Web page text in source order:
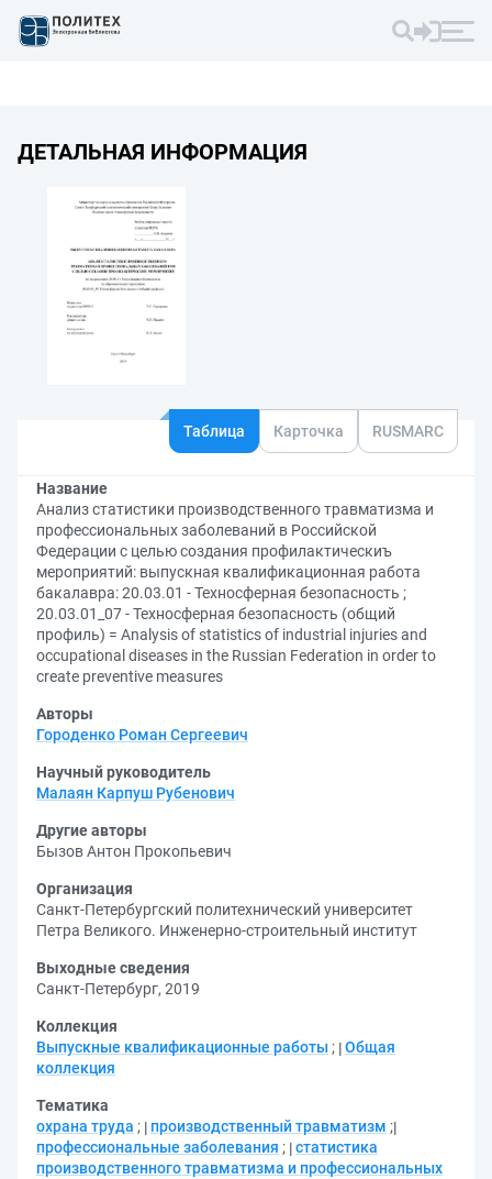
ДЕТАЛЬНАЯ ИНФОРМАЦИЯ
Таблица Карточка RUSMARC
Название
Анализ статистики производственного травматизма и
профессиональных заболеваний в Российской
Федерации с целью создания профилактическиъ
мероприятий: выпускная квалификационная работа
бакалавра: 20.03.01 - Техносферная безопасность ;
20.03.01_07 - Техносферная безопасность (общий
профиль) = Analysis of statistics of industrial injuries and
occupational diseases in the Russian Federation in order to
create preventive measures
Авторы
Городенко Роман Сергеевич
Научный руководитель
Малаян Карпуш Рубенович
Другие авторы
Бызов Антон Прокопьевич
Организация
Санкт-Петербургский политехнический университет
Петра Великого. Инженерно-строительный институт
Выходные сведения
Санкт-Петербург, 2019
Коллекция
Выпускные квалификационные работы ; Общая
коллекция
Тематика
охрана труда ; производственный травматизм ;
профессиональные заболевания ; статистика
производственного травматизма и профессиональных